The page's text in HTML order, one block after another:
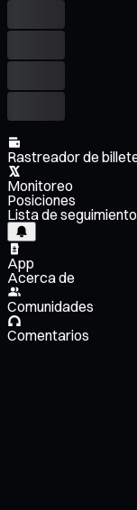
Rastreador de
Monitoreo
Posiciones
Lista de seguimiento
App
Acerca de
Comunidades
Comentarios